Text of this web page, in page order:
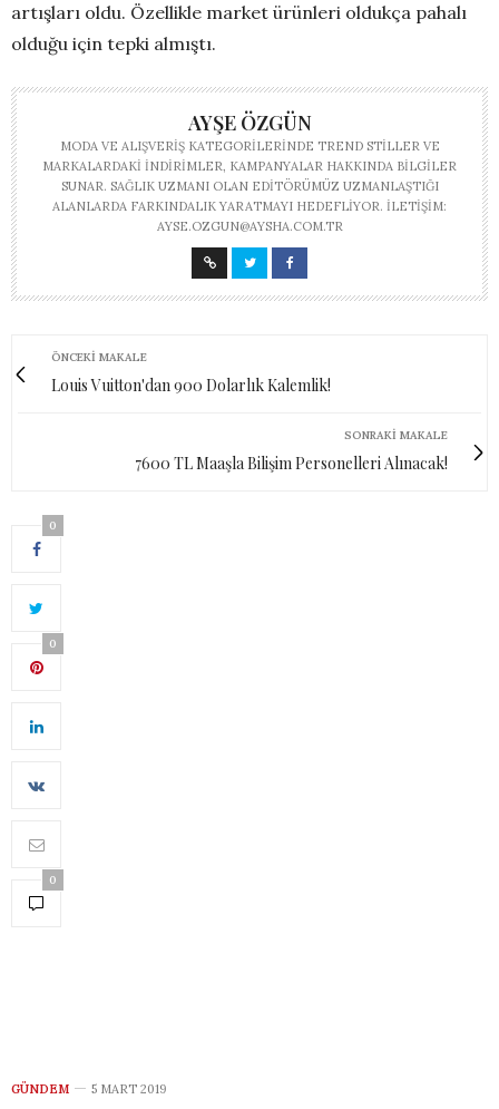
artışları oldu. Özellikle market ürünleri oldukça pahalı
olduğu için tepki almıştı.
AYŞE ÖZGÜN
MODA VE ALIŞVERIŞ KATEGORILERINDE TREND STILLER VE
MARKALARDAKI INDIRIMLER, KAMPANYALAR HAKKINDA BILGILER
SUNAR. SAĞLIK UZMANI OLAN EDITÖRÜMÜZ UZMANLAŞTIĞI
ALANLARDA FARKINDALIK YARATMAYI HEDEFLIYOR. İLETIŞIM:
AYSE.OZGUN@AYSHA.COM.TR
ÖNCEKI MAKALE
Louis Vuitton'dan 900 Dolarlık Kalemlik!
SONRAKI MAKALE
7600 TL Maaşla Bilişim Personelleri Alınacak!
0
0
0
GÜNDEM 5 MART 2019